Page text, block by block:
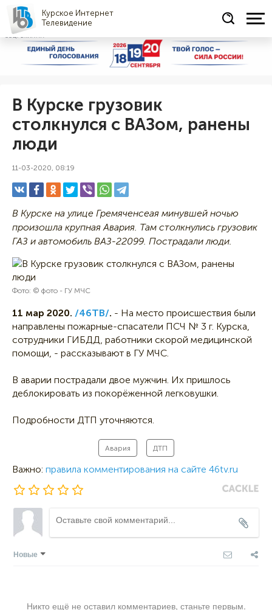
Курское Интернет
Телевидение
СОЦРЕКЛАМА
В Курске грузовик
столкнулся с ВАЗом, ранены
люди
11-03-2020, 08:19
В Курске на улице Гремяченсеая минувшей ночью
произошла крупная Авария. Там столкнулись грузовик
ГАЗ и автомобиль ВАЗ-22099. Пострадали люди.
Фото: © фото - ГУ МЧС
11 мар 2020. /46ТВ/. - На место происшествия были
направлены пожарные-спасатели ПСЧ № 3 г. Курска,
сотрудники ГИБДД, работники скорой медицинской
помощи, - рассказывают в ГУ МЧС.
В аварии пострадали двое мужчин. Их пришлось
деблокировать из покорёженной легковушки.
Подробности ДТП уточняются.
Авария ДТП
Важно: правила комментирования на сайте 46tv.ru
Новые
Никто ещё не оставил комментариев, станьте первым.